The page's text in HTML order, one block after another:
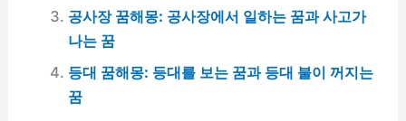
공사장 꿈해몽: 공사장에서 일하는 꿈과 사고가
나는 꿈
등대 꿈해몽: 등대를 보는 꿈과 등대 불이 꺼지는
꿈